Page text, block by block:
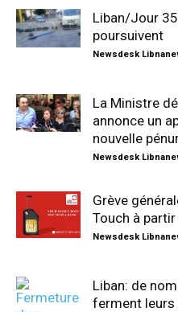
Liban/Jour
poursuivent
Newsdesk
La Ministre
annonce un
nouvelle
Newsdesk
Grève
Touch à
Newsdesk
Liban: de
ferment leurs